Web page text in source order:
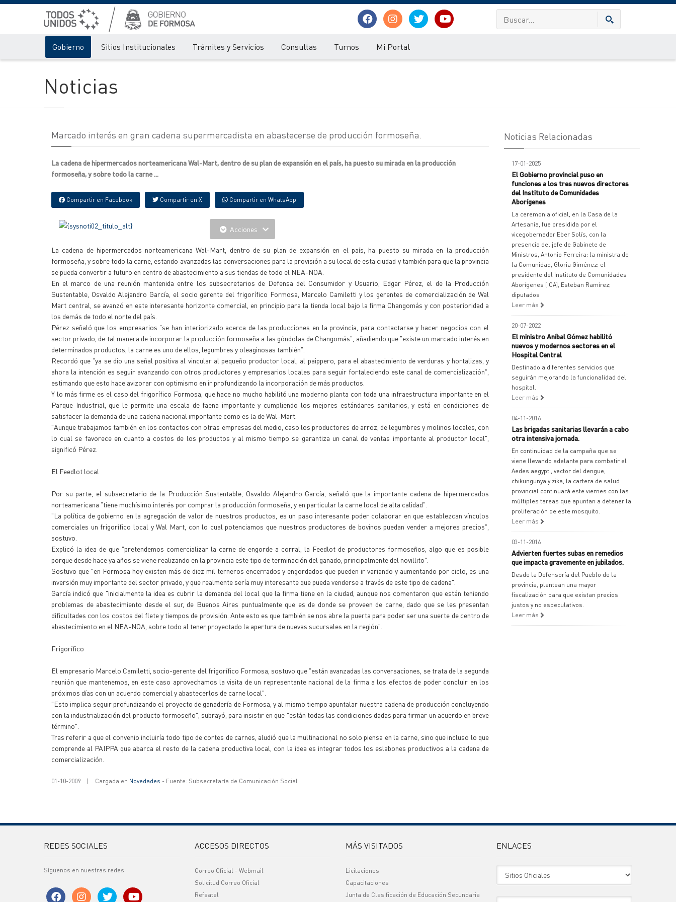
Gobierno Sitios Institucionales Trámites y Servicios Consultas Turnos Mi Portal
Noticias
Marcado interés en gran cadena supermercadista en abastecerse de producción formoseña.
La cadena de hipermercados norteamericana Wal-Mart, dentro de su plan de expansión en el país, ha puesto su mirada en la producción
formoseña, y sobre todo la carne ...
Compartir en Facebook Compartir en X Compartir en WhatsApp
Acciones
La cadena de hipermercados norteamericana Wal-Mart, dentro de su plan de expansión en el país, ha puesto su mirada en la producción
formoseña, y sobre todo la carne, estando avanzadas las conversaciones para la provisión a su local de esta ciudad y también para que la provincia
se pueda convertir a futuro en centro de abastecimiento a sus tiendas de todo el NEA-NOA.
En el marco de una reunión mantenida entre los subsecretarios de Defensa del Consumidor y Usuario, Edgar Pérez, el de la Producción
Sustentable, Osvaldo Alejandro García, el socio gerente del frigorífico Formosa, Marcelo Camiletti y los gerentes de comercialización de Wal
Mart central, se avanzó en este interesante horizonte comercial, en principio para la tienda local bajo la firma Changomás y con posterioridad a
los demás de todo el norte del país.
Pérez señaló que los empresarios "se han interiorizado acerca de las producciones en la provincia, para contactarse y hacer negocios con el
sector privado, de tal manera de incorporar la producción formoseña a las góndolas de Changomás", añadiendo que "existe un marcado interés en
determinados productos, la carne es uno de ellos, legumbres y oleaginosas también".
Recordó que "ya se dio una señal positiva al vincular al pequeño productor local, al paippero, para el abastecimiento de verduras y hortalizas, y
ahora la intención es seguir avanzando con otros productores y empresarios locales para seguir fortaleciendo este canal de comercialización",
estimando que esto hace avizorar con optimismo en ir profundizando la incorporación de más productos.
Y lo más firme es el caso del frigorífico Formosa, que hace no mucho habilitó una moderno planta con toda una infraestructura importante en el
Parque Industrial, que le permite una escala de faena importante y cumpliendo los mejores estándares sanitarios, y está en condiciones de
satisfacer la demanda de una cadena nacional importante como es la de Wal-Mart.
"Aunque trabajamos también en los contactos con otras empresas del medio, caso los productores de arroz, de legumbres y molinos locales, con
lo cual se favorece en cuanto a costos de los productos y al mismo tiempo se garantiza un canal de ventas importante al productor local",
significó Pérez.
El Feedlot local
Por su parte, el subsecretario de la Producción Sustentable, Osvaldo Alejandro García, señaló que la importante cadena de hipermercados
norteamericana "tiene muchísimo interés por comprar la producción formoseña, y en particular la carne local de alta calidad".
"La política de gobierno en la agregación de valor de nuestros productos, es un paso interesante poder colaborar en que establezcan vínculos
comerciales un frigorífico local y Wal Mart, con lo cual potenciamos que nuestros productores de bovinos puedan vender a mejores precios",
sostuvo.
Explicó la idea de que "pretendemos comercializar la carne de engorde a corral, la Feedlot de productores formoseños, algo que es posible
porque desde hace ya años se viene realizando en la provincia este tipo de terminación del ganado, principalmente del novillito".
Sostuvo que "en Formosa hoy existen más de diez mil terneros encerrados y engordados que pueden ir variando y aumentando por ciclo, es una
inversión muy importante del sector privado, y que realmente sería muy interesante que pueda venderse a través de este tipo de cadena".
García indicó que "inicialmente la idea es cubrir la demanda del local que la firma tiene en la ciudad, aunque nos comentaron que están teniendo
problemas de abastecimiento desde el sur, de Buenos Aires puntualmente que es de donde se proveen de carne, dado que se les presentan
dificultades con los costos del flete y tiempos de provisión. Ante esto es que también se nos abre la puerta para poder ser una suerte de centro de
abastecimiento en el NEA-NOA, sobre todo al tener proyectado la apertura de nuevas sucursales en la región".
Frigorífico
El empresario Marcelo Camiletti, socio-gerente del frigorífico Formosa, sostuvo que "están avanzadas las conversaciones, se trata de la segunda
reunión que mantenemos, en este caso aprovechamos la visita de un representante nacional de la firma a los efectos de poder concluir en los
próximos días con un acuerdo comercial y abastecerlos de carne local".
"Esto implica seguir profundizando el proyecto de ganadería de Formosa, y al mismo tiempo apuntalar nuestra cadena de producción concluyendo
con la industrialización del producto formoseño", subrayó, para insistir en que "están todas las condiciones dadas para firmar un acuerdo en breve
término".
Tras referir a que el convenio incluiría todo tipo de cortes de carnes, aludió que la multinacional no solo piensa en la carne, sino que incluso lo que
comprende al PAIPPA que abarca el resto de la cadena productiva local, con la idea es integrar todos los eslabones productivos a la cadena de
comercialización.
01-10-2009 | Cargada en Novedades - Fuente: Subsecretaría de Comunicación Social
Noticias Relacionadas
17-01-2025
El Gobierno provincial puso en
funciones a los tres nuevos directores
del Instituto de Comunidades
Aborígenes
La ceremonia oficial, en la Casa de la
Artesanía, fue presidida por el
vicegobernador Eber Solís, con la
presencia del jefe de Gabinete de
Ministros, Antonio Ferreira; la ministra de
la Comunidad, Gloria Giménez; el
presidente del Instituto de Comunidades
Aborígenes (ICA), Esteban Ramírez;
diputados
Leer más
20-07-2022
El ministro Aníbal Gómez habilitó
nuevos y modernos sectores en el
Hospital Central
Destinado a diferentes servicios que
seguirán mejorando la funcionalidad del
hospital.
Leer más
04-11-2016
Las brigadas sanitarias llevarán a cabo
otra intensiva jornada.
En continuidad de la campaña que se
viene llevando adelante para combatir el
Aedes aegypti, vector del dengue,
chikungunya y zika, la cartera de salud
provincial continuará este viernes con las
múltiples tareas que apuntan a detener la
proliferación de este mosquito.
Leer más
03-11-2016
Advierten fuertes subas en remedios
que impacta gravemente en jubilados.
Desde la Defensoría del Pueblo de la
provincia, plantean una mayor
fiscalización para que existan precios
justos y no especulativos.
Leer más
REDES SOCIALES
Síguenos en nuestras redes
ACCESOS DIRECTOS
Correo Oficial - Webmail
Solicitud Correo Oficial
Refsatel
MÁS VISITADOS
Licitaciones
Capacitaciones
Junta de Clasificación de Educación Secundaria
ENLACES